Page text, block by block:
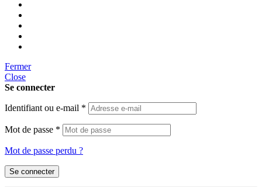
Fermer
Close
Se connecter
Identifiant ou e-mail *
Mot de passe *
Mot de passe perdu ?
Se connecter